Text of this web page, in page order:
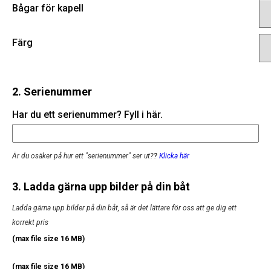
Bågar för kapell
Färg
2. Serienummer
Har du ett serienummer? Fyll i här.
Är du osäker på hur ett "serienummer" ser ut?? Klicka här
3. Ladda gärna upp bilder på din båt
Ladda gärna upp bilder på din båt, så är det lättare för oss att ge dig ett
korrekt pris
(max file size 16 MB)
(max file size 16 MB)